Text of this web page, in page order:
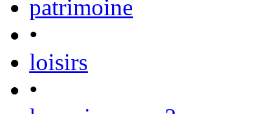
patrimoine
•
loisirs
•